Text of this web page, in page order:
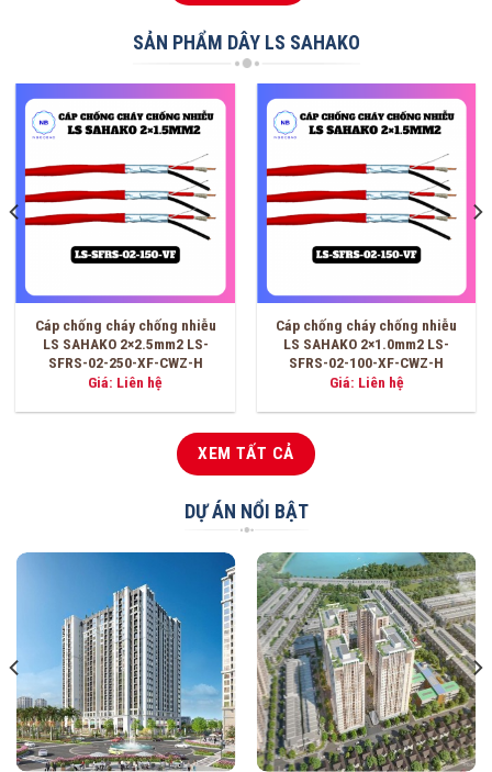
SẢN PHẨM DÂY LS SAHAKO
Cáp chống cháy chống nhiễu
2×1.5mm2 LS SAHAKO LS-
SFRS-02-150S-SZ-C
21,400 ₫
-3%
Cáp chống cháy chống nhiễu
2×1.0mm2 LS SAHAKO LS-
SFRS-02-100S-SZ-C
18,600 ₫ Giá
là:
18,100
tại
XEM TẤT CẢ
DỰ ÁN NỔI BẬT